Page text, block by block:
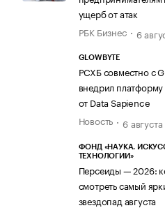
ущерб от атак
РБК Бизнес
6
GLOWBYTE
РСХБ совместно с
внедрил
от Data Sapience
Новость
6
ФОНД «НАУКА.
ТЕХНОЛОГИИ»
Персеиды — 2026:
смотреть самый
звездопад августа